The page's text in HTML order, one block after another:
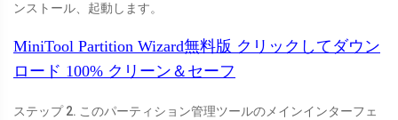
ンストール、起動します。
MiniTool Partition Wizard無料版 クリックしてダウン
ロード 100% クリーン＆セーフ
ステップ 2. このパーティション管理ツールのメインインターフェ